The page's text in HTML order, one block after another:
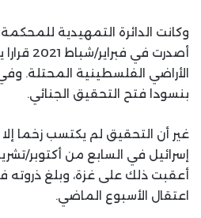
وكانت الدائرة التمهيدية للمحكمة
أصدرت في
الأراضي الفلسطينية المحتلة.
بنسودا فتح التحقيق الجنائي.
غير أن التحقيق لم يكتسب زخما
إسرائيل في السابع من أكتوبر/
أعقبت ذلك على غزة، وبلغ ذروته
اعتقال الأسبوع الماضي.